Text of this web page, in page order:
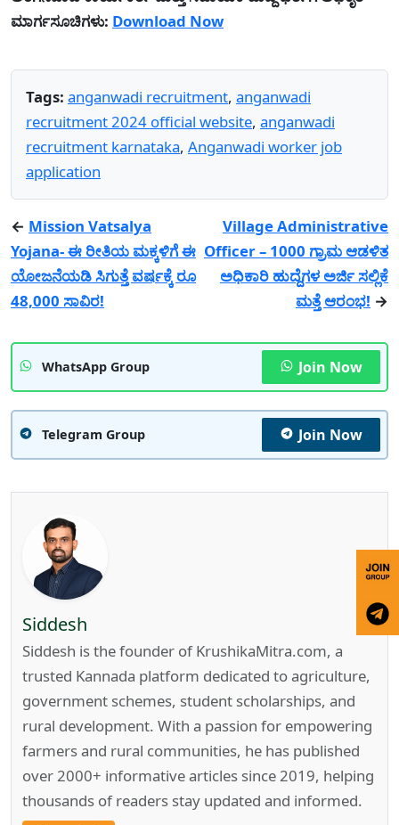
ಮಾರ್ಗಸೂಚಿಗಳು: Download Now
Tags: anganwadi recruitment, anganwadi
recruitment 2024 official website, anganwadi
recruitment karnataka, Anganwadi worker job
application
← Mission Vatsalya
Yojana- ಈ ರೀತಿಯ ಮಕ್ಕಳಿಗೆ ಈ
ಯೋಜನೆಯಡಿ ಸಿಗುತ್ತೆ ವರ್ಷಕ್ಕೆ ರೂ
48,000 ಸಾವಿರ!
Village Administrative
Officer – 1000 ಗ್ರಾಮ ಆಡಳಿತ
ಅಧಿಕಾರಿ ಹುದ್ದೆಗಳ ಅರ್ಜಿ ಸಲ್ಲಿಕೆ
ಮತ್ತೆ ಆರಂಭ! →
WhatsApp Group Join Now
Telegram Group Join Now
Siddesh
Siddesh is the founder of KrushikaMitra.com, a
trusted Kannada platform dedicated to agriculture,
government schemes, student scholarships, and
rural development. With a passion for empowering
farmers and rural communities, he has published
over 2000+ informative articles since 2019, helping
thousands of readers stay updated and informed.